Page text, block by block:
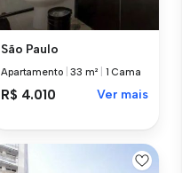
São Paulo
Apartamento |33 m² 1 Cama
R$ 4.010 Ver mais